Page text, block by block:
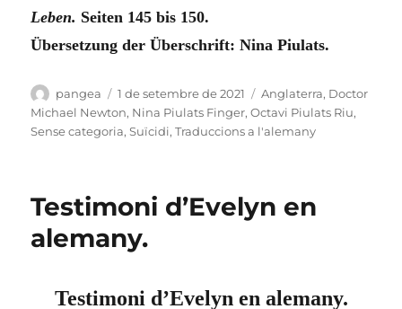
Leben. Seiten 145 bis 150.
Übersetzung der Überschrift: Nina Piulats.
Autor
pangea
Publicat
el
1 de setembre de 2021 Categories
Anglaterra, Doctor
Michael Newton, Nina Piulats Finger,Octavi Piulats Riu,
Sense categoria,Suïcidi,Traduccions a l'alemany
Testimoni d’Evelyn en
alemany.
Testimoni d’Evelyn en alemany.